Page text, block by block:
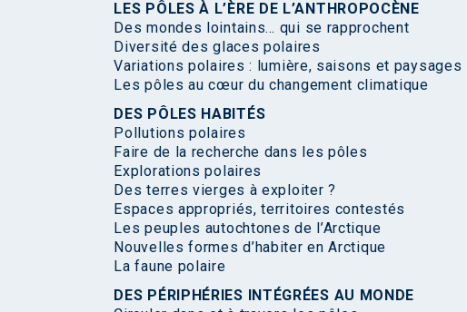
LES PÔLES À L’ÈRE DE L’ANTHROPOCÈNE
Des mondes lointains… qui se rapprochent
Diversité des glaces polaires
Variations polaires : lumière, saisons et paysages
Les pôles au cœur du changement climatique
DES PÔLES HABITÉS
Pollutions polaires
Faire de la recherche dans les pôles
Explorations polaires
Des terres vierges à exploiter ?
Espaces appropriés, territoires contestés
Les peuples autochtones de l’Arctique
Nouvelles formes d’habiter en Arctique
La faune polaire
DES PÉRIPHÉRIES INTÉGRÉES AU MONDE